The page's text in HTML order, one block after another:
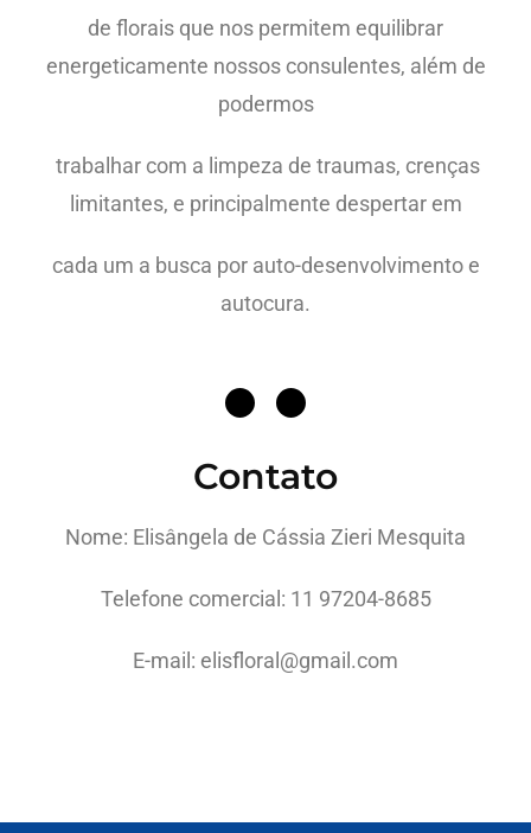
de florais que nos permitem equilibrar
energeticamente nossos consulentes, além de
podermos
trabalhar com a limpeza de traumas, crenças
limitantes, e principalmente despertar em
cada um a busca por auto-desenvolvimento e
autocura.
Contato
Nome: Elisângela de Cássia Zieri Mesquita
Telefone comercial: 11 97204-8685
E-mail: elisfloral@gmail.com